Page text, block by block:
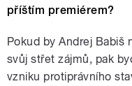
příštím premiérem?
Pokud by Andrej Babiš
svůj střet zájmů, pak
vzniku protiprávního